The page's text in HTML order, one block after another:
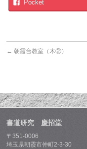
Pocket
← 朝霞台教室（木②）
書道研究 慶招堂
〒351-0006
埼玉県朝霞市仲町2-3-30